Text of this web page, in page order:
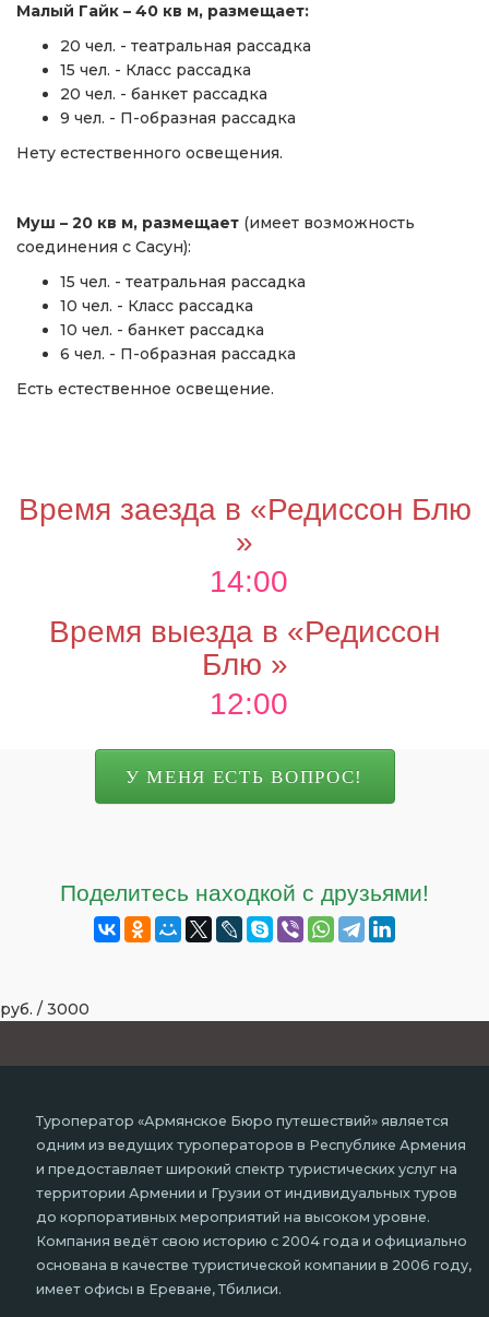
Малый Гайк – 40 кв м, размещает:
20 чел. - театральная рассадка
15 чел. - Класс рассадка
20 чел. - банкет рассадка
9 чел. - П-образная рассадка
Нету естественного освещения.
Муш – 20 кв м, размещает (имеет возможность
соединения с Сасун):
15 чел. - театральная рассадка
10 чел. - Класс рассадка
10 чел. - банкет рассадка
6 чел. - П-образная рассадка
Есть естественное освещение.
Время заезда в «Редиссон Блю
»
14:00
Время выезда в «Редиссон
Блю »
12:00
У МЕНЯ ЕСТЬ ВОПРОС!
Поделитесь находкой с друзьями!
руб. / 3000
Туроператор «Армянское Бюро путешествий» является
одним из ведущих туроператоров в Республике Армения
и предоставляет широкий спектр туристических услуг на
территории Армении и Грузии от индивидуальных туров
до корпоративных мероприятий на высоком уровне.
Компания ведёт свою историю с 2004 года и официально
основана в качестве туристической компании в 2006 году,
имеет офисы в Ереване, Тбилиси.